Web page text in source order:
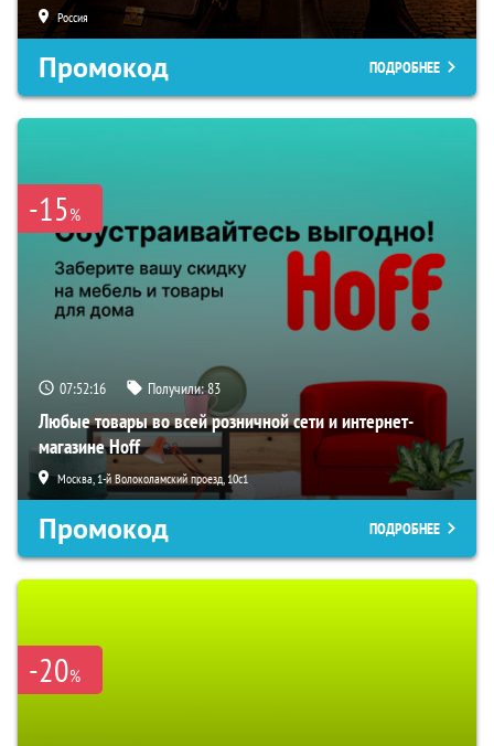
Россия
Промокод ПОДРОБНЕЕ
-15%
07:52:15 Получили:83
Любые товары во всей розничной сети и интернет-
магазине Hoff
Москва, 1-й Волоколамский проезд, 10с1
Промокод ПОДРОБНЕЕ
-20%